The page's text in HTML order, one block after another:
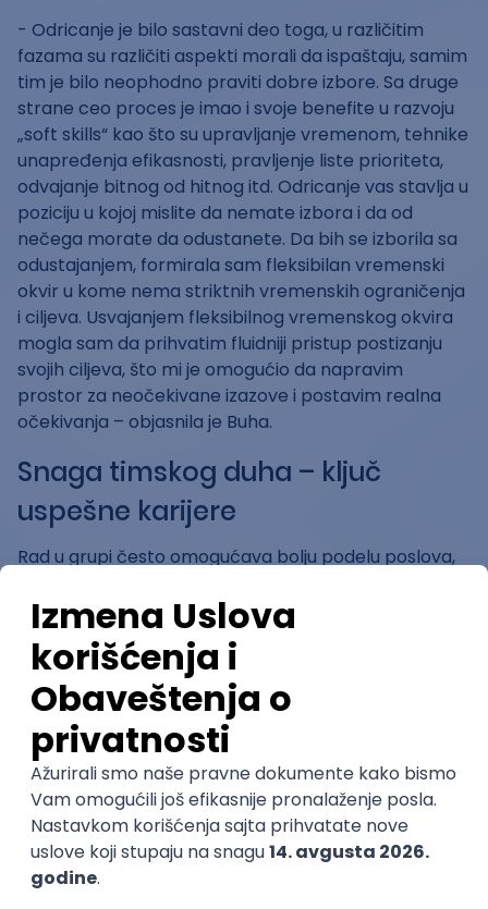
- Odricanje je bilo sastavni deo toga, u različitim
fazama su različiti aspekti morali da ispaštaju, samim
tim je bilo neophodno praviti dobre izbore. Sa druge
strane ceo proces je imao i svoje benefite u razvoju
„soft skills“ kao što su upravljanje vremenom, tehnike
unapređenja efikasnosti, pravljenje liste prioriteta,
odvajanje bitnog od hitnog itd. Odricanje vas stavlja u
poziciju u kojoj mislite da nemate izbora i da od
nečega morate da odustanete. Da bih se izborila sa
odustajanjem, formirala sam fleksibilan vremenski
okvir u kome nema striktnih vremenskih ograničenja
i ciljeva. Usvajanjem fleksibilnog vremenskog okvira
mogla sam da prihvatim fluidniji pristup postizanju
svojih ciljeva, što mi je omogućio da napravim
prostor za neočekivane izazove i postavim realna
očekivanja – objasnila je Buha.
Snaga timskog duha – ključ
uspešne karijere
Rad u grupi često omogućava bolju podelu poslova,
problema. Osim što stvara osećaj podrške i
pripadnosti, timski rad okuplja ljude oko zajedničkog
cilja, radi postizanja uspeha. Milica nam je u
razgovoru za Startuj.infostud.com objasnila koliko je u
okviru Centra za saradnju sa privredom bilo važno
negovanje takve atmosfere.
- Verujem da je ono što je naš tim činilo posebnim,
bila naša zajednička snaga i prioritizacija kolektivnih
dostignuća, umesto individualnih kvaliteta. Kada
imate dobar funkcionalan tim, svaki individualni
uspeh se slavi kao zajednički. Moje kolege iz tima